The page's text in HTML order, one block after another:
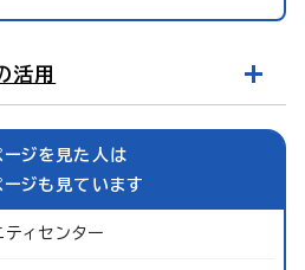
活用
ージを見た人は
ージも見ています
ィセンター